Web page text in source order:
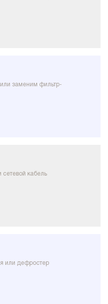
заменим фильтр-
кабель
или дефростер